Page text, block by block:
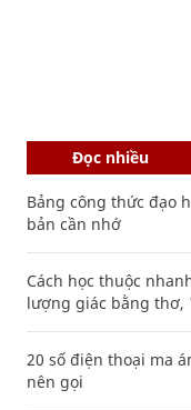
Đọc nhiều
Bảng công thức đạo
bản cần nhớ
Cách học thuộc
lượng giác bằng thơ,
20 số điện thoại ma
nên gọi